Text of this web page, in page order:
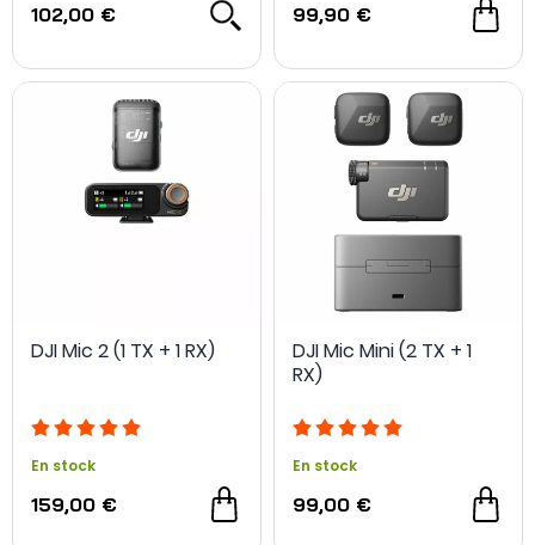
102,00 € 99,90 €
DJI Mic 2 (1 TX + 1 RX)
En stock
159,00 €
DJI Mic Mini (2 TX + 1
RX)
En stock
99,00 €